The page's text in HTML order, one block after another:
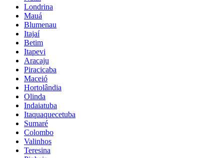
Londrina
Mauá
Blumenau
Itajaí
Betim
Itapevi
Aracaju
Piracicaba
Maceió
Hortolândia
Olinda
Indaiatuba
Itaquaquecetuba
Sumaré
Colombo
Valinhos
Teresina